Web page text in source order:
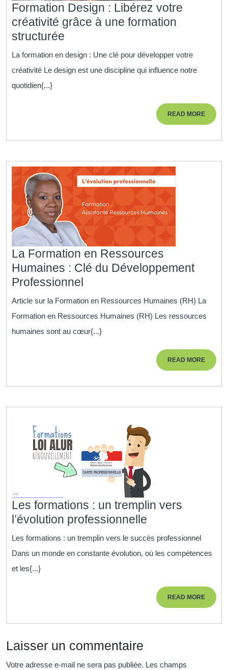
Formation Design : Libérez votre
créativité grâce à une formation
structurée
Design
:
Libérez
formation
structurée
La formation en design : Une clé pour développer votre
créativité Le design est une discipline qui influence notre
quotidien{...}
READ MOREREAD
MORE
La Formation en Ressources
Humaines : Clé du Développement
Professionnel
Formation
Ressources
Humaines
Professionnel
Article sur la Formation en Ressources Humaines (RH) La
Formation en Ressources Humaines (RH) Les ressources
humaines sont au cœur{...}
READ MOREREAD
MORE
Les formations : un tremplin vers
l’évolution professionnelle
formations
vers
l’évolution
Les formations : un tremplin vers le succès professionnel
Dans un monde en constante évolution, où les compétences
et les{...}
READ MOREREAD
MORE
Laisser un commentaire
Votre adresse e-mail ne sera pas publiée. Les champs